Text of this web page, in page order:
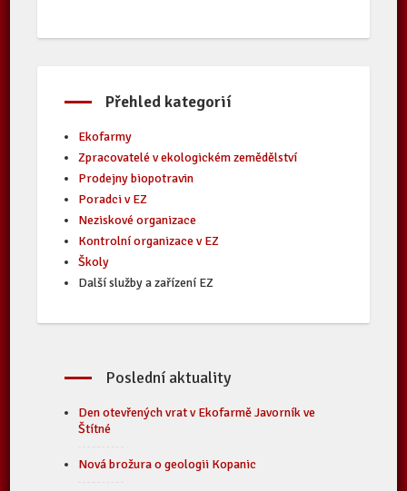
Přehled kategorií
Ekofarmy
Zpracovatelé v ekologickém zemědělství
Prodejny biopotravin
Poradci v EZ
Neziskové organizace
Kontrolní organizace v EZ
Školy
Další služby a zařízení EZ
Poslední aktuality
Den otevřených vrat v Ekofarmě Javorník ve
Štítné
Nová brožura o geologii Kopanic